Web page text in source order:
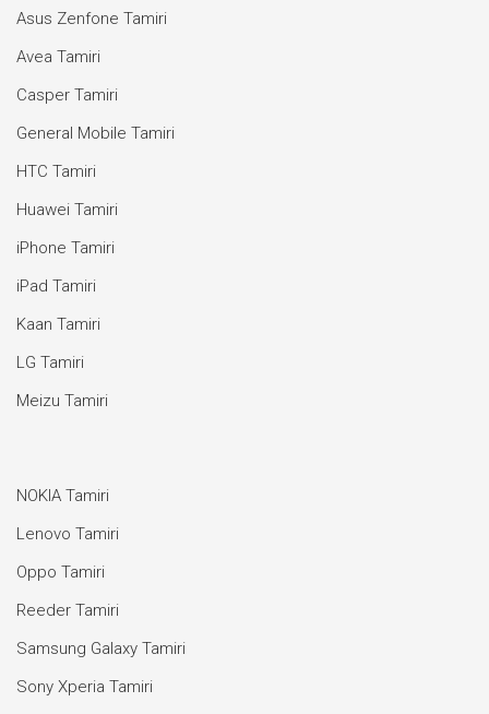
Asus Zenfone Tamiri
Avea Tamiri
Casper Tamiri
General Mobile Tamiri
HTC Tamiri
Huawei Tamiri
iPhone Tamiri
iPad Tamiri
Kaan Tamiri
LG Tamiri
Meizu Tamiri
NOKIA Tamiri
Lenovo Tamiri
Oppo Tamiri
Reeder Tamiri
Samsung Galaxy Tamiri
Sony Xperia Tamiri